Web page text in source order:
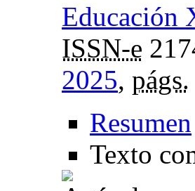
Educación
ISSN-e
2025, págs.
Resumen
Texto